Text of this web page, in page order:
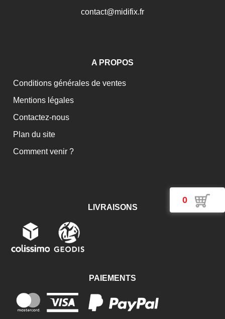
0
contact@midifix.fr
A PROPOS
Conditions générales de ventes
Mentions légales
Contactez-nous
Plan du site
Comment venir ?
LIVRAISONS
PAIEMENTS